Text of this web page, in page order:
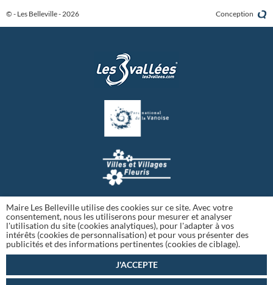
© - Les Belleville - 2026 Conception
Maire Les Belleville utilise des cookies sur ce site. Avec votre
consentement, nous les utiliserons pour mesurer et analyser
l'utilisation du site (cookies analytiques), pour l'adapter à vos
intérêts (cookies de personnalisation) et pour vous présenter des
publicités et des informations pertinentes (cookies de ciblage).
J'ACCEPTE